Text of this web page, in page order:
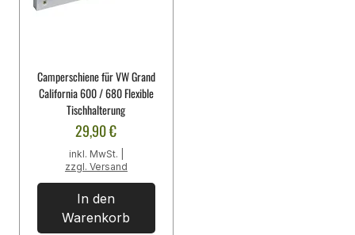
Camperschiene für VW Grand
California 600 / 680 Flexible
Tischhalterung
Preis
29,90 €
inkl. MwSt.
zzgl. Versand
In den
Warenkorb